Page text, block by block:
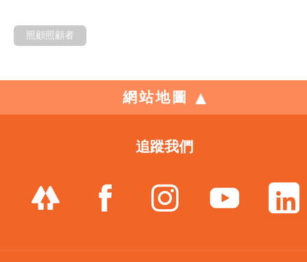
照顧照顧者
網站地圖
追蹤我們